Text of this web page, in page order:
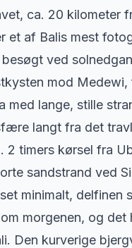
ca. 20 kilometer
et af Balis mest
ved
mod Medewi,
med lange, stille
langt fra det
2 timers kørsel fra
sandstrand ved
minimalt, delfinen
morgenen, og det
Den kurverige